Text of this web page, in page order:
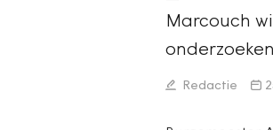
Marcouch
Redactie